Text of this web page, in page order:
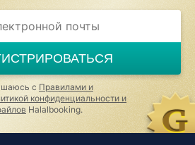
с Правилами и
конфиденциальности и
Halalbooking.